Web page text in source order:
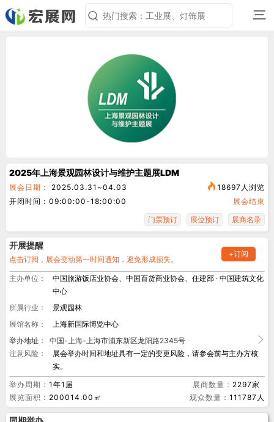
三
2025年上海景观园林设计与维护主题展LDM
展会日期： 2025.03.31~04.03
18697人浏览
开闭时间：09:00:00-18:00:00
展会结束
门票预订
展位预订 展商名录
开展提醒
点击订阅，展会变动第一时间通知，避免形成损失。
+订阅
主办单位：
中国旅游饭店业协会、中国百货商业协会、住建部 · 中国建筑文化
中心
所属行业：
景观园林
展馆名称：
上海新国际博览中心
举办地址：
中国-上海-上海市浦东新区龙阳路2345号
注意风险：
展会举办时间和地址具有一定的变更风险，请参会前与主办方核
实。
举办周期： 1年1届 展商数量： 2297家
展览面积： 200014.00㎡ 观众数量： 111787人